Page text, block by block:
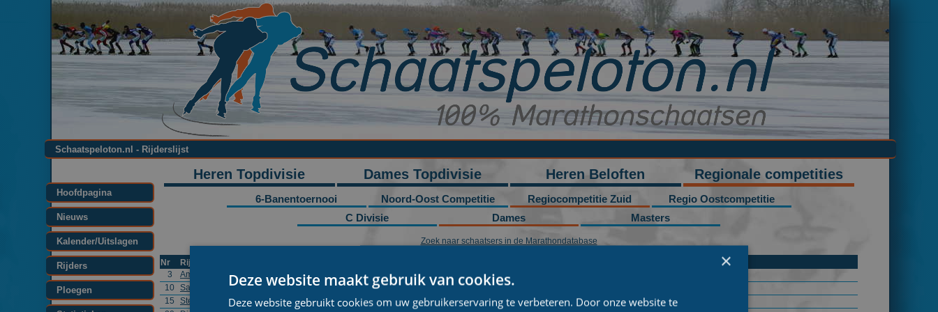
Schaatspeloton.nl - Rijderslijst
Hoofdpagina
Nieuws
Kalender/Uitslagen
Rijders
Ploegen
Heren Topdivisie Dames Topdivisie Heren Beloften Regionale competities
6-Banentoernooi Noord-Oost Competitie Regiocompetitie Zuid
Regio Oostcompetitie
C Divisie
Dames Masters
Zoek naar schaatsers in de Marathondatabase
Nr Rijder
3
Amanda Grandia
Nederland
10 Sanne van Heel Zaltbommel
Nederland
15
Stephanie Herpers
Nederland
×
Deze website maakt gebruik van cookies.
Deze website gebruikt cookies om uw gebruikerservaring te verbeteren. Door onze website te